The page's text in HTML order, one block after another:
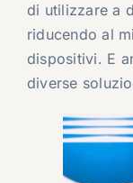
di utilizzare a
riducendo al
dispositivi. E
diverse